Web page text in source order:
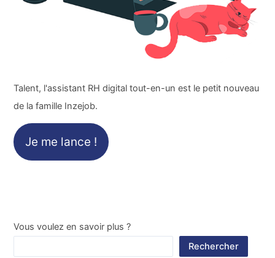
Talent, l'assistant RH digital tout-en-un est le petit nouveau
de la famille Inzejob.
Je me lance !
Vous voulez en savoir plus ?
Rechercher